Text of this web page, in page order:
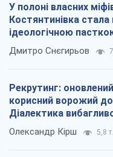
У полоні власних
Костянтинівка
ідеологічною
окупантів
Дмитро Снєгирьов
Рекрутинг:
корисний ворожий
Діалектика
Олександр Кірш 5,8 т.